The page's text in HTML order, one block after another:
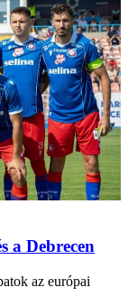
a Debrecen
az európai